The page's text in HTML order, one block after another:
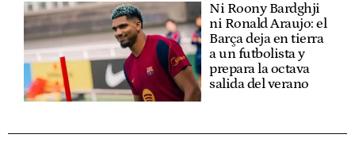
Ni Roony Bardghji
ni Ronald Araujo: el
Barça deja en tierra
a un futbolista y
prepara la octava
salida del verano